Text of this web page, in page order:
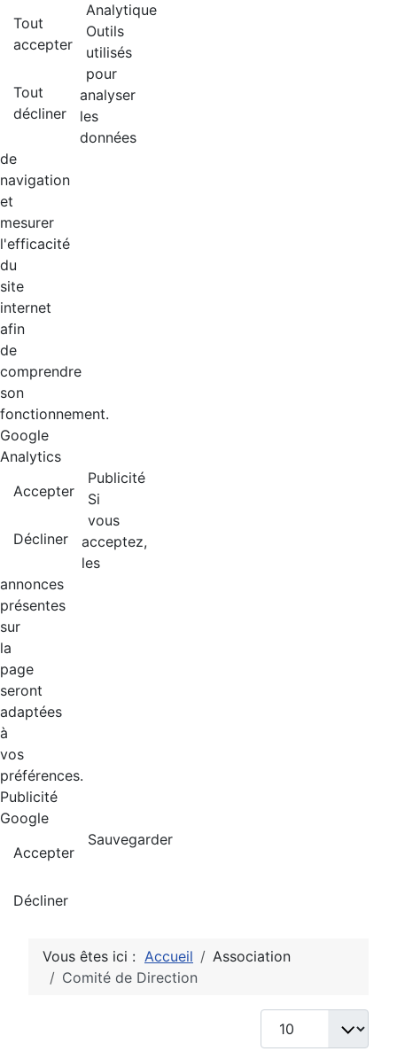
Vous êtes ici : Accueil
Association
Comité de Direction
Afficher #
Tout
accepter
Tout
décliner
Analytique
Outils
utilisés
pour
analyser
les
données
de
navigation
et
mesurer
l'efficacité
du
site
internet
afin
de
comprendre
son
fonctionnement.
Google
Analytics
Accepter
Décliner
Publicité
Si
vous
acceptez,
les
annonces
présentes
sur
la
page
seront
adaptées
à
vos
préférences.
Publicité
Google
Accepter
Décliner
Sauvegarder